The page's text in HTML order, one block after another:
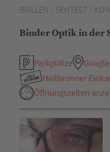
BRILLEN / SEHTEST /
Binder Optik in der
Parkplätze
Heilbronner
Öffnungszeiten